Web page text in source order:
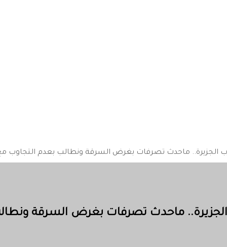
الجزيرة.. ماحدث تصرفات بغرض السرقة ونطالب بعدم التجاوب
ماحدث تصرفات بغرض السرقة